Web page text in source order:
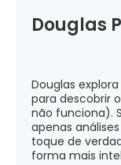
Douglas P
Douglas
para descobrir
não funciona).
apenas
toque de
forma mais